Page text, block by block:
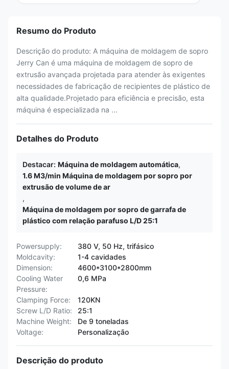
Resumo do Produto
Descrição do produto: A máquina de moldagem de sopro
Jerry Can é uma máquina de moldagem de sopro de
extrusão avançada projetada para atender às exigentes
necessidades de fabricação de recipientes de plástico de
alta qualidade.Projetado para eficiência e precisão, esta
máquina é especializada na ...
Detalhes do Produto
Destacar: Máquina de moldagem automática,
1.6 M3/min Máquina de moldagem por sopro por
extrusão de volume de ar
,
Máquina de moldagem por sopro de garrafa de
plástico com relação parafuso L/D 25:1
Powersupply:
380 V, 50 Hz, trifásico
Moldcavity:
1-4 cavidades
Dimension:
4600*3100*2800mm
Cooling Water
Pressure:
0,6 MPa
Clamping Force:
120KN
Screw L/D Ratio:
25:1
Machine Weight:
De 9 toneladas
Voltage:
Personalização
Descrição do produto